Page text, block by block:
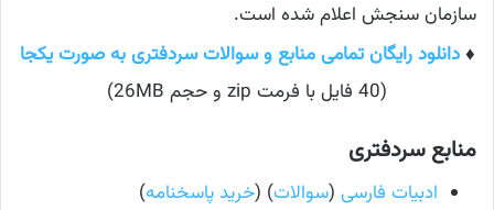
سازمان سنجش اعلام شده است.
♦دانلود رایگان تمامی منابع و سوالات سردفتری به صورت یکجا
(40 فایل با فرمت zip و حجم 26MB)
منابع سردفتری
ادبیات فارسی (سوالات) (خرید پاسخنامه)